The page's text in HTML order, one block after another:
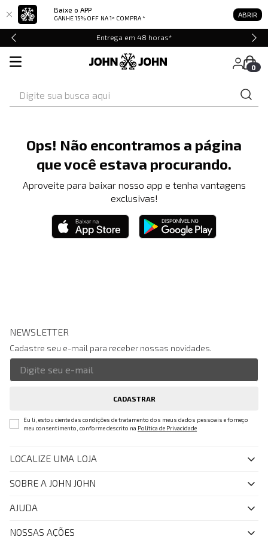
Baixe o APP
GANHE 15% OFF NA 1ª COMPRA * ABRIR
Entrega em 48 horas*
0
Ops! Não encontramos a página
que você estava procurando.
Aproveite para baixar nosso app e tenha vantagens
exclusivas!
NEWSLETTER
Cadastre seu e-mail para receber nossas novidades.
CADASTRAR
Eu li, estou ciente das condições de tratamento dos meus dados pessoais e forneço
meu consentimento, conforme descrito na Política de Privacidade
LOCALIZE UMA LOJA
SOBRE A JOHN JOHN
Quem Somos
AJUDA
FAQ
NOSSAS AÇÕES